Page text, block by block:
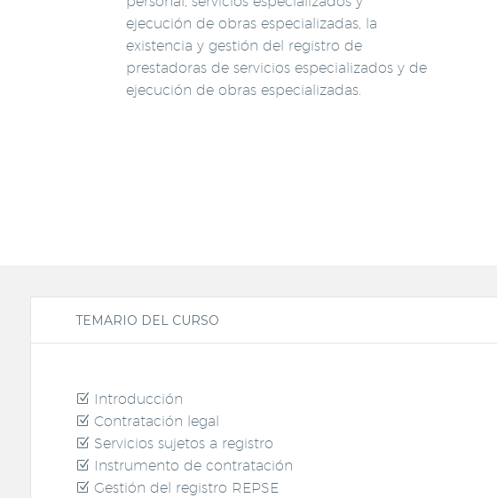
ejecución de obras especializadas, la
existencia y gestión del registro de
prestadoras de servicios especializados y de
ejecución de obras especializadas.
TEMARIO DEL CURSO
Introducción
Contratación legal
Servicios sujetos a registro
Instrumento de contratación
Gestión del registro REPSE